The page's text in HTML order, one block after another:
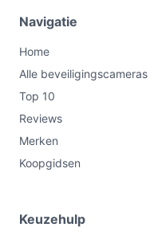
Navigatie
Home
Alle beveiligingscameras
Top 10
Reviews
Merken
Koopgidsen
Keuzehulp